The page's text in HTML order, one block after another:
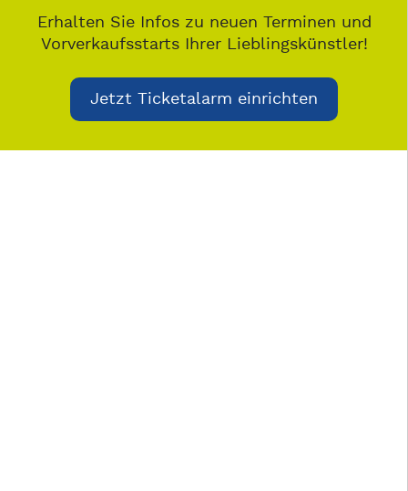
Erhalten Sie Infos zu neuen Terminen und
Vorverkaufsstarts Ihrer Lieblingskünstler!
Jetzt Ticketalarm einrichten